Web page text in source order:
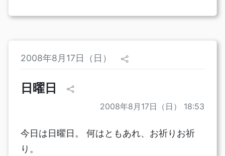
2008年8月17日（日）
日曜日
2008年8月17日（日） 18:53
今日は日曜日。 何はともあれ、お祈りお祈
り。